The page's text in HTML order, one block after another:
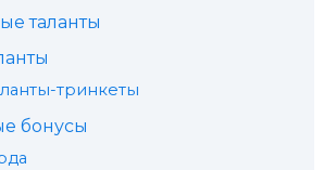
таланты
тринкеты
бонусы